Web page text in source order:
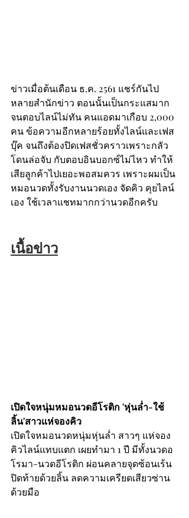
ข่าวเมื่อต้นเดือน ธ.ค. 2561 แชร์กันไป
หลายสำนักข่าว ตอนนั้นเป็นกระแสมาก
จนตอบไลน์ไม่ทัน คนแอดมาเกือบ 2,000
คน ข้อความอีกหลายร้อยทั้งไลน์และเฟส
บุ๊ค จนถึงต้องปิดเฟสชั่วคราวเพราะกลัว
โดนล่อจับ กับตอบอินบอกซ์ไม่ไหว ทำให้
เสียลูกค้าไปเยอะพอสมควร เพราะผมเป็น
หมอนวดทั้งรับงานนวดเอง จัดคิว คุยไลน์
เอง ใช้เวลาแชทมากกว่านวดอีกครับ
เนื้อข่าว
เปิดใจหนุ่มหมอนวดอีโรติก 'หุ่นล่ำ-ใช้
ลิ้น'สาวแห่จองคิว
เปิดใจหมอนวดหนุ่มหุ่นล่ำ สาวๆ แห่จอง
คิวไลน์แทบแตก เผยทำมา 1 ปี มีทั้งนวดอ
โรมา-นวดอีโรติก ผ่อนคลายจุดซ้อนเร้น
ปิดท้ายด้วยลิ้น ลดความเครียดเสียวซ่าน
ด้วยมือ